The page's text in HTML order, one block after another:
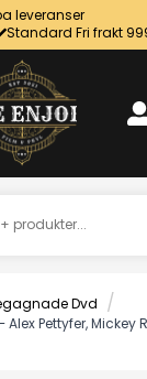
leveranser
Standard Fri frakt
Dvd
Pettyfer, Mickey